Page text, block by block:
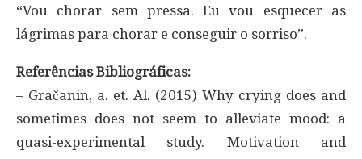
“Vou chorar sem pressa. Eu vou esquecer as
lágrimas para chorar e conseguir o sorriso”.
Referências Bibliográficas:
– Gračanin, a. et. Al. (2015) Why crying does and
sometimes does not seem to alleviate mood: a
quasi-experimental study. Motivation and